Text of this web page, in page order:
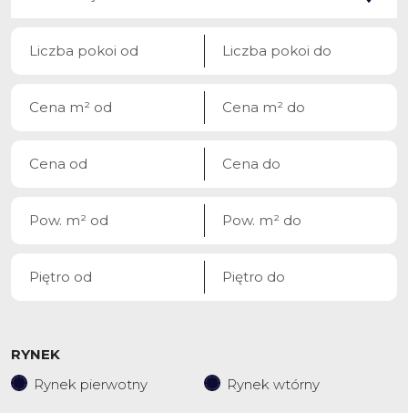
RYNEK
Rynek pierwotny
Rynek wtórny